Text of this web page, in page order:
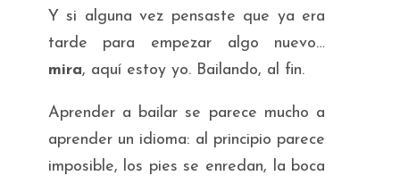
Y si alguna vez pensaste que ya era
tarde para empezar algo nuevo…
mira, aquí estoy yo. Bailando, al fin.
Aprender a bailar se parece mucho a
aprender un idioma: al principio parece
imposible, los pies se enredan, la boca